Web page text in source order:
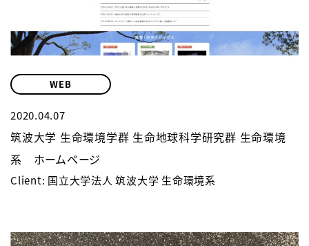
WEB
2020.04.07
筑波大学 生命環境学群 生命地球科学研究群 生命環境
系 ホームページ
Client: 国立大学法人 筑波大学 生命環境系